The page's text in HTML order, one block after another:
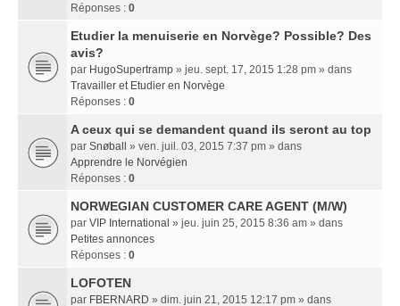
Réponses : 0
Etudier la menuiserie en Norvège? Possible? Des
avis?
par HugoSupertramp » jeu. sept. 17, 2015 1:28 pm » dans
Travailler et Etudier en Norvège
Réponses : 0
A ceux qui se demandent quand ils seront au top
par Snøball
» ven. juil. 03, 2015 7:37 pm » dans
Apprendre le Norvégien
Réponses : 0
NORWEGIAN CUSTOMER CARE AGENT (M/W)
par VIP International » jeu. juin 25, 2015 8:36 am » dans
Petites annonces
Réponses : 0
LOFOTEN
par FBERNARD » dim. juin 21, 2015 12:17 pm » dans